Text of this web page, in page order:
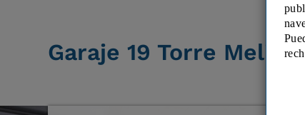
Garaje 19 Torre Melina